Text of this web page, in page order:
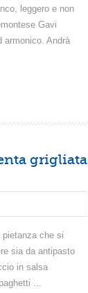
leggero e non
Gavi
armonico. Andrà
grigliata
pietanza che si
sia da antipasto
in salsa
...